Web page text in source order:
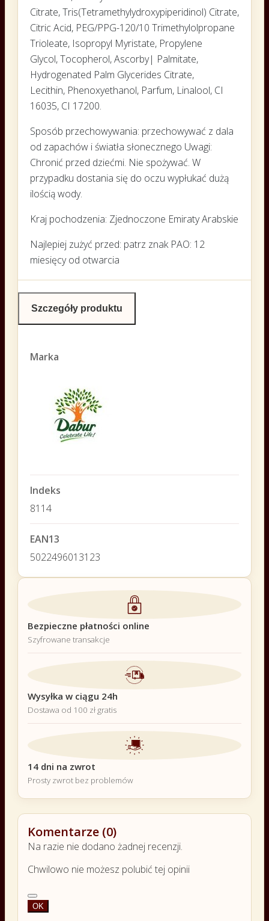
Citrate,Tris(Tetramethylydroxypiperidinol) Citrate,
Citric Acid, PEG/PPG-120/10 Trimethylolpropane
Trioleate, Isopropyl Myristate, Propylene
Glycol,Tocopherol, Ascorby| Palmitate,
Hydrogenated Palm Glycerides Citrate,
Lecithin, Phenoxyethanol, Parfum, Linalool, CI
16035, CI 17200.
Sposób przechowywania: przechowywać z dala
od zapachów i światła słonecznego Uwagi:
Chronić przed dziećmi. Nie spożywać. W
przypadku dostania się do oczu wypłukać dużą
ilością wody.
Kraj pochodzenia: Zjednoczone Emiraty Arabskie
Najlepiej zużyć przed: patrz znak PAO: 12
miesięcy od otwarcia
Szczegóły produktu
Marka
Indeks
8114
EAN13
5022496013123
Bezpieczne płatności online
Szyfrowane transakcje
Wysyłka w ciągu 24h
Dostawa od 100 zł gratis
14 dni na zwrot
Prosty zwrot bez problemów
Komentarze (0)
Na razie nie dodano żadnej recenzji.
Chwilowo nie możesz polubić tej opinii
OK